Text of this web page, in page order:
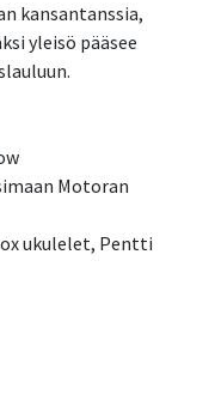
kansantanssia,
yleisö pääsee
Motoran
ukulelet, Pentti